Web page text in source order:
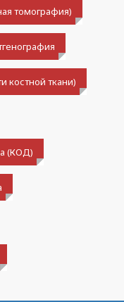
томография)
костной ткани)
(КОД)